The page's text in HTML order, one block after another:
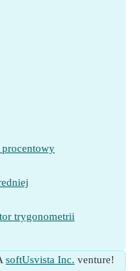
trygonometrii
softUsvista Inc. venture!